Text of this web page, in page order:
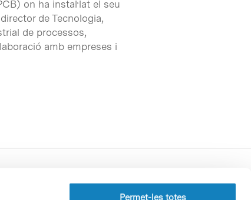
Permet-les totes
on ha instal·lat el seu
de Tecnologia,
de processos,
amb empreses i
Perfil del contractant